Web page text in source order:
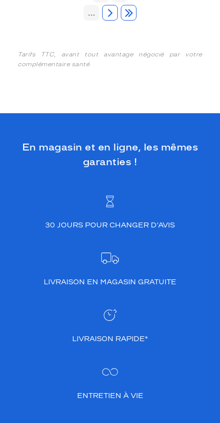
...
Tarifs TTC, avant tout avantage négocié par votre
complémentaire santé
En magasin et en ligne, les mêmes
garanties !
30 JOURS POUR CHANGER D’AVIS
LIVRAISON EN MAGASIN GRATUITE
LIVRAISON RAPIDE*
ENTRETIEN À VIE